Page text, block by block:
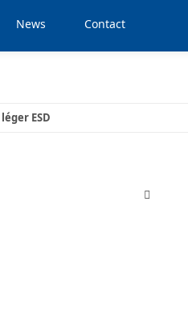
News Contact
ESD